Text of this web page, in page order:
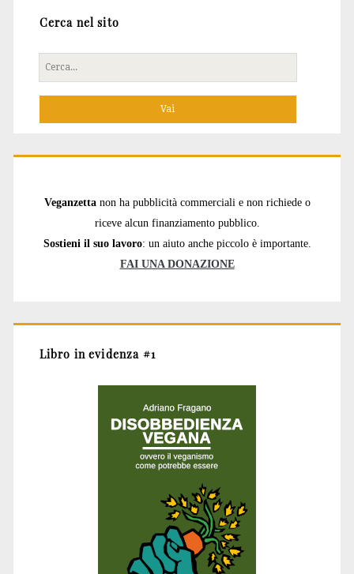
Cerca nel sito
Cerca
per:
Veganzetta non ha pubblicità commerciali e non richiede o
riceve alcun finanziamento pubblico.
Sostieni il suo lavoro: un aiuto anche piccolo è importante.
FAI UNA DONAZIONE
Libro in evidenza #1